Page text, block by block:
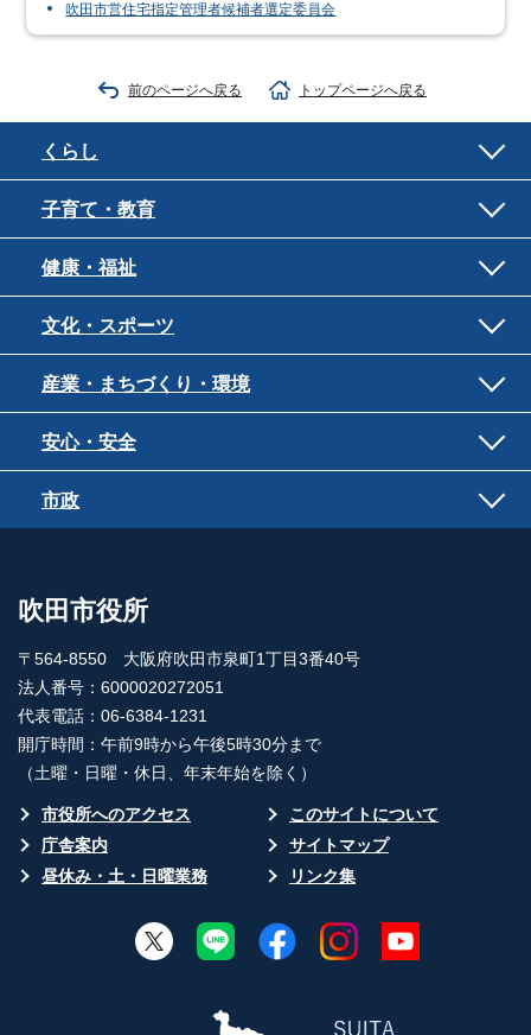
吹田市営住宅指定管理者候補者選定委員会
前のページへ戻る トップページへ戻る
くらし
子育て・教育
健康・福祉
文化・スポーツ
産業・まちづくり・環境
安心・安全
市政
吹田市役所
〒564-8550 大阪府吹田市泉町1丁目3番40号
法人番号：6000020272051
代表電話：06-6384-1231
開庁時間：午前9時から午後5時30分まで
（土曜・日曜・休日、年末年始を除く）
市役所へのアクセス
このサイトについて
庁舎案内
サイトマップ
昼休み・土・日曜業務
リンク集